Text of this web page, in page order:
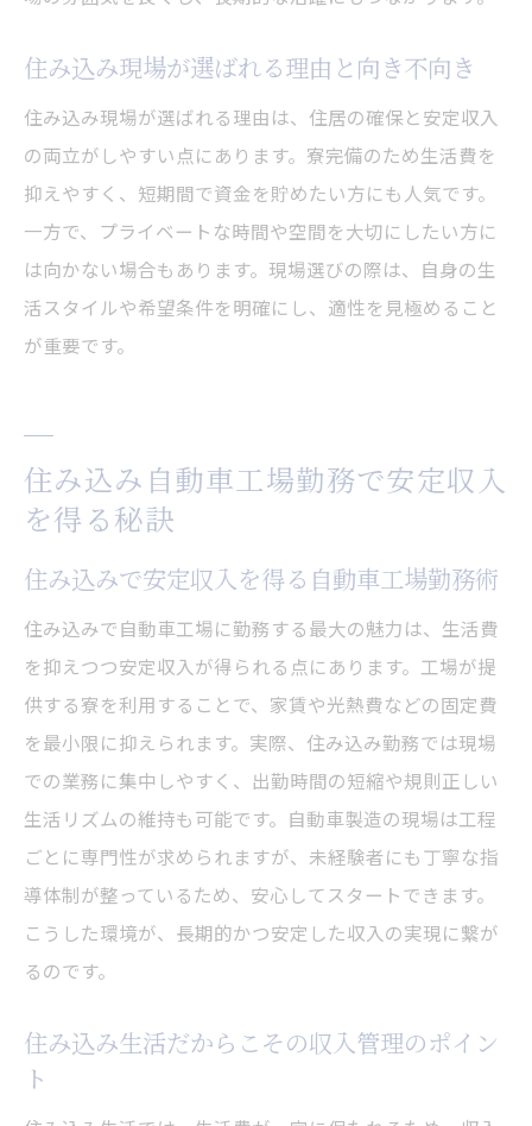
住み込み現場が選ばれる理由と向き不向き
住み込み現場が選ばれる理由は、住居の確保と安定収入
の両立がしやすい点にあります。寮完備のため生活費を
抑えやすく、短期間で資金を貯めたい方にも人気です。
一方で、プライベートな時間や空間を大切にしたい方に
は向かない場合もあります。現場選びの際は、自身の生
活スタイルや希望条件を明確にし、適性を見極めること
が重要です。
住み込み自動車工場勤務で安定収入
を得る秘訣
住み込みで安定収入を得る自動車工場勤務術
住み込みで自動車工場に勤務する最大の魅力は、生活費
を抑えつつ安定収入が得られる点にあります。工場が提
供する寮を利用することで、家賃や光熱費などの固定費
を最小限に抑えられます。実際、住み込み勤務では現場
での業務に集中しやすく、出勤時間の短縮や規則正しい
生活リズムの維持も可能です。自動車製造の現場は工程
ごとに専門性が求められますが、未経験者にも丁寧な指
導体制が整っているため、安心してスタートできます。
こうした環境が、長期的かつ安定した収入の実現に繋が
るのです。
住み込み生活だからこその収入管理のポイン
ト